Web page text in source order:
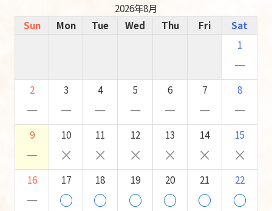
2026年8月
Sun
Mon Tue Wed Thu Fri
Sat
1
－
2
－
3
－
4
－
5
－
6
－
7
－
8
－
9
－
10
×
11
×
12
×
13
×
14
×
15
×
16
－
17
○
18
○
19
○
20
○
21
○
22
○